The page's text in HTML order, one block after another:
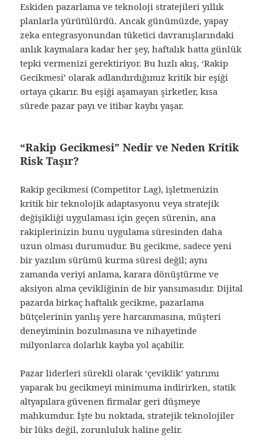
Eskiden pazarlama ve teknoloji stratejileri yıllık
planlarla yürütülürdü. Ancak günümüzde, yapay
zeka entegrasyonundan tüketici davranışlarındaki
anlık kaymalara kadar her şey, haftalık hatta günlük
tepki vermenizi gerektiriyor. Bu hızlı akış, ‘Rakip
Gecikmesi’ olarak adlandırdığımız kritik bir eşiği
ortaya çıkarır. Bu eşiği aşamayan şirketler, kısa
sürede pazar payı ve itibar kaybı yaşar.
“Rakip Gecikmesi” Nedir ve Neden Kritik
Risk Taşır?
Rakip gecikmesi (Competitor Lag), işletmenizin
kritik bir teknolojik adaptasyonu veya stratejik
değişikliği uygulaması için geçen sürenin, ana
rakiplerinizin bunu uygulama süresinden daha
uzun olması durumudur. Bu gecikme, sadece yeni
bir yazılım sürümü kurma süresi değil; aynı
zamanda veriyi anlama, karara dönüştürme ve
aksiyon alma çevikliğinin de bir yansımasıdır. Dijital
pazarda birkaç haftalık gecikme, pazarlama
bütçelerinin yanlış yere harcanmasına, müşteri
deneyiminin bozulmasına ve nihayetinde
milyonlarca dolarlık kayba yol açabilir.
Pazar liderleri sürekli olarak ‘çeviklik’ yatırımı
yaparak bu gecikmeyi minimuma indirirken, statik
altyapılara güvenen firmalar geri düşmeye
mahkumdur. İşte bu noktada, stratejik teknolojiler
bir lüks değil, zorunluluk haline gelir.